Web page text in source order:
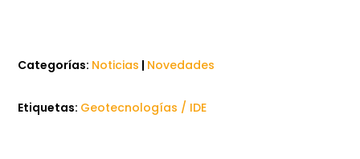
Categorías: Noticias | Novedades
Etiquetas: Geotecnologías / IDE